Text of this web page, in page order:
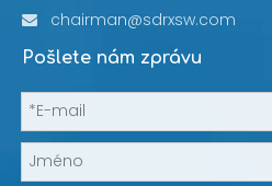
 chairman@sdrxsw.com
Pošlete nám zprávu